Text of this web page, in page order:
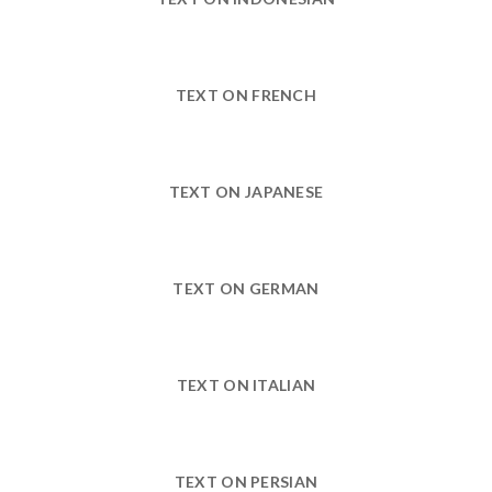
TEXT ON FRENCH
TEXT ON JAPANESE
TEXT ON GERMAN
TEXT ON ITALIAN
TEXT ON PERSIAN